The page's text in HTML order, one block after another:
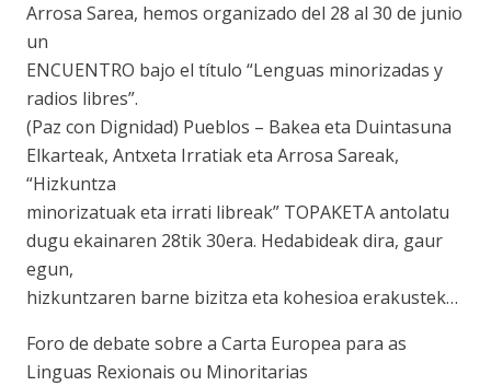
Arrosa Sarea, hemos organizado del 28 al 30 de junio
un
ENCUENTRO bajo el título “Lenguas minorizadas y
radios libres”.
(Paz con Dignidad) Pueblos – Bakea eta Duintasuna
Elkarteak, Antxeta Irratiak eta Arrosa Sareak,
“Hizkuntza
minorizatuak eta irrati libreak” TOPAKETA antolatu
dugu ekainaren 28tik 30era. Hedabideak dira, gaur
egun,
hizkuntzaren barne bizitza eta kohesioa erakustek…
Foro de debate sobre a Carta Europea para as
Linguas Rexionais ou Minoritarias